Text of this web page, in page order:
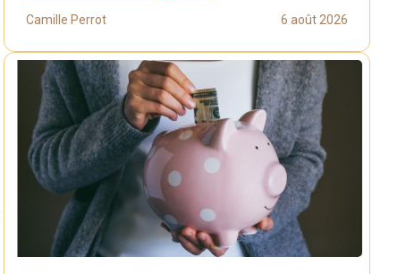
Camille Perrot 6 août 2026